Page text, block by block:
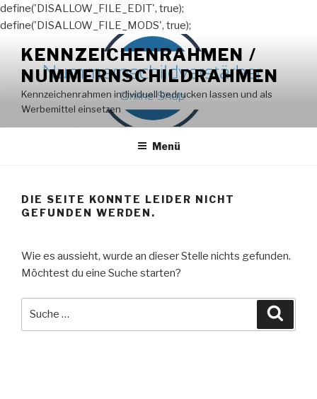
define('DISALLOW_FILE_EDIT', true);
define('DISALLOW_FILE_MODS', true);
Inhalt
springen
KENNZEICHENRAHMEN /
NUMMERNSCHILDRAHMEN
Kennzeichenrahmen individuell bedrucken lassen und als
Werbemittel einsetzen
Menü
DIE SEITE KONNTE LEIDER NICHT
GEFUNDEN WERDEN.
Wie es aussieht, wurde an dieser Stelle nichts gefunden.
Möchtest du eine Suche starten?